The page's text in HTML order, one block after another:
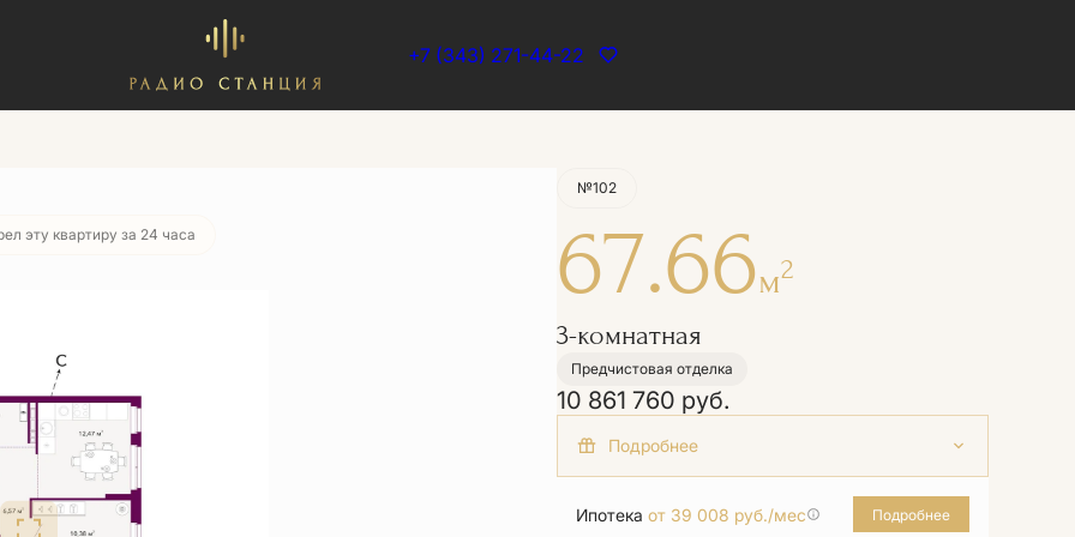
+7 (343) 271-44-22
эту квартиру за 24 часа
№102
67.66м2
3-комнатная
Предчистовая отделка
10 861 760 руб.
+2 акции
Базовая ипотека от 12,5% на весь срок
Семейная ипотека от 3,6% на весь срок
Ипотека от 39 008 руб./мес Подробнее